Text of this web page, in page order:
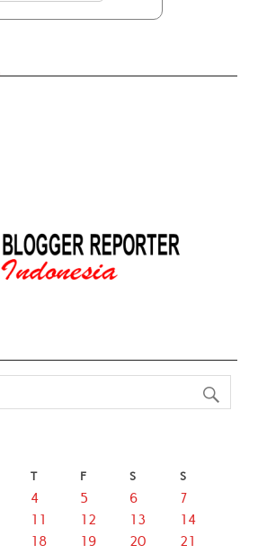
T F S S
4 5 6
7
11 12 13
14
18 19 20
21